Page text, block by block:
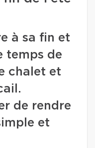
à sa fin et
temps de
chalet et
de rendre
et